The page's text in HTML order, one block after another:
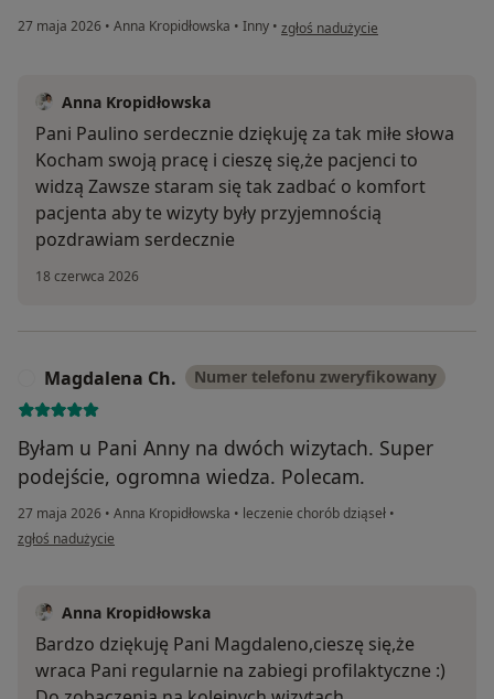
27 maja 2026 • Anna Kropidłowska • Inny • w opinii użytkownika Paulina
zgłoś nadużycie
Anna Kropidłowska
Pani Paulino serdecznie dziękuję za tak miłe słowa
Kocham swoją pracę i cieszę się,że pacjenci to
widzą Zawsze staram się tak zadbać o komfort
pacjenta aby te wizyty były przyjemnością
pozdrawiam serdecznie
18 czerwca 2026
Magdalena Ch. Numer telefonu zweryfikowany
Byłam u Pani Anny na dwóch wizytach. Super
podejście, ogromna wiedza. Polecam.
27 maja 2026 • Anna Kropidłowska • leczenie chorób dziąseł •
w opinii użytkownika Magdalena Ch.
zgłoś nadużycie
Anna Kropidłowska
Bardzo dziękuję Pani Magdaleno,cieszę się,że
wraca Pani regularnie na zabiegi profilaktyczne :)